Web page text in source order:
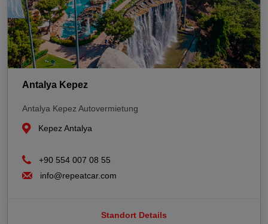
Antalya Kepez
Antalya Kepez Autovermietung
Kepez Antalya
+90 554 007 08 55
info@repeatcar.com
Standort Details